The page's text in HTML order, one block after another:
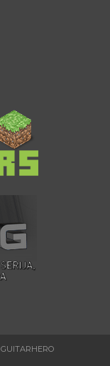
GUITARHERO